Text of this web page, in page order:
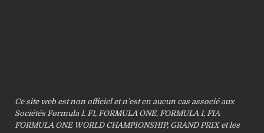
Ce site web est non officiel et n’est en aucun cas associé aux
Sociétés Formula 1. F1, FORMULA ONE, FORMULA 1, FIA
FORMULA ONE WORLD CHAMPIONSHIP, GRAND PRIX et les